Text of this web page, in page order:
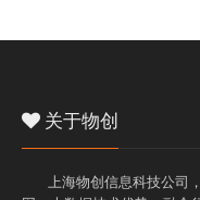
关于物创
上海物创信息科技公司，